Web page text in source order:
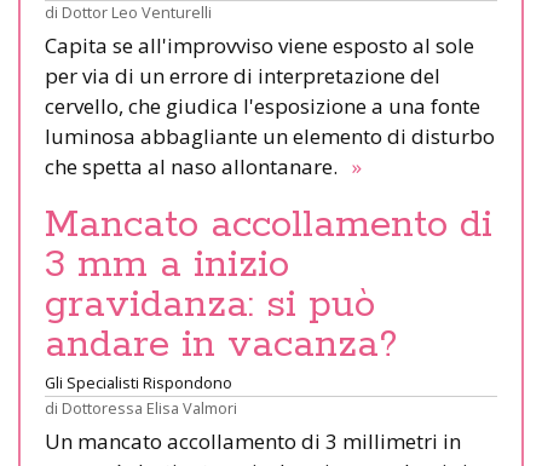
di Dottor Leo Venturelli
Capita se all'improvviso viene esposto al sole
per via di un errore di interpretazione del
cervello, che giudica l'esposizione a una fonte
luminosa abbagliante un elemento di disturbo
che spetta al naso allontanare. »
Mancato accollamento di
3 mm a inizio
gravidanza: si può
andare in vacanza?
Gli Specialisti Rispondono
di Dottoressa Elisa Valmori
Un mancato accollamento di 3 millimetri in